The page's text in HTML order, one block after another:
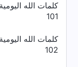
كلمات الله
101
كلمات الله
102